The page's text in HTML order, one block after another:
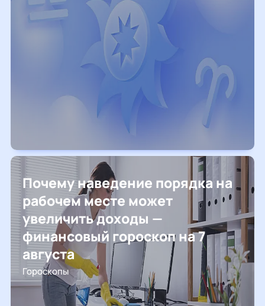
Почему наведение порядка на
рабочем месте может
увеличить доходы —
финансовый гороскоп на 7
августа
Гороскопы